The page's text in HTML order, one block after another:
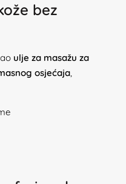
bez
ulje za masažu za
osjećaja,